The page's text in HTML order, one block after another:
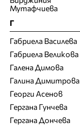
Мутафчиева
Г
Габриела Василева
Габриела Великова
Галена Димова
Галина Димитрова
Георги Асенов
Гергана Гунчева
Гергана Дончева